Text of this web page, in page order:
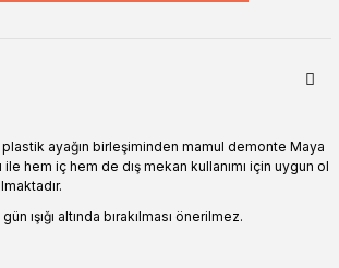
ayağın birleşiminden mamul demonte Maya
ile hem iç hem de dış mekan kullanımı için uygun ol
ışığı altında bırakılması önerilmez.